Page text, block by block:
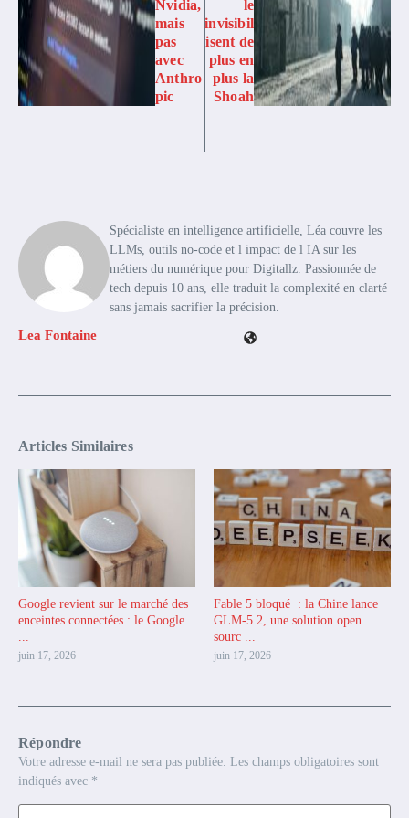
Nvidia,
mais
pas
avec
Anthro
pic
le
invisibil
isent de
plus en
plus la
Shoah
Lea Fontaine
Spécialiste en intelligence artificielle, Léa couvre les
LLMs, outils no-code et l impact de l IA sur les
métiers du numérique pour Digitallz. Passionnée de
tech depuis 10 ans, elle traduit la complexité en clarté
sans jamais sacrifier la précision.
Articles Similaires
Google revient sur le marché des
enceintes connectées : le Google
juin 17, 2026
Fable 5 bloqué : la Chine lance
GLM-5.2, une solution open
sourc ...
juin 17, 2026
Répondre
Votre adresse e-mail ne sera pas publiée. Les champs obligatoires sont
indiqués avec *